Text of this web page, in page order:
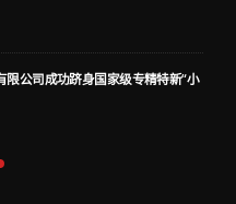
公司成功跻身国家级专精特新“小